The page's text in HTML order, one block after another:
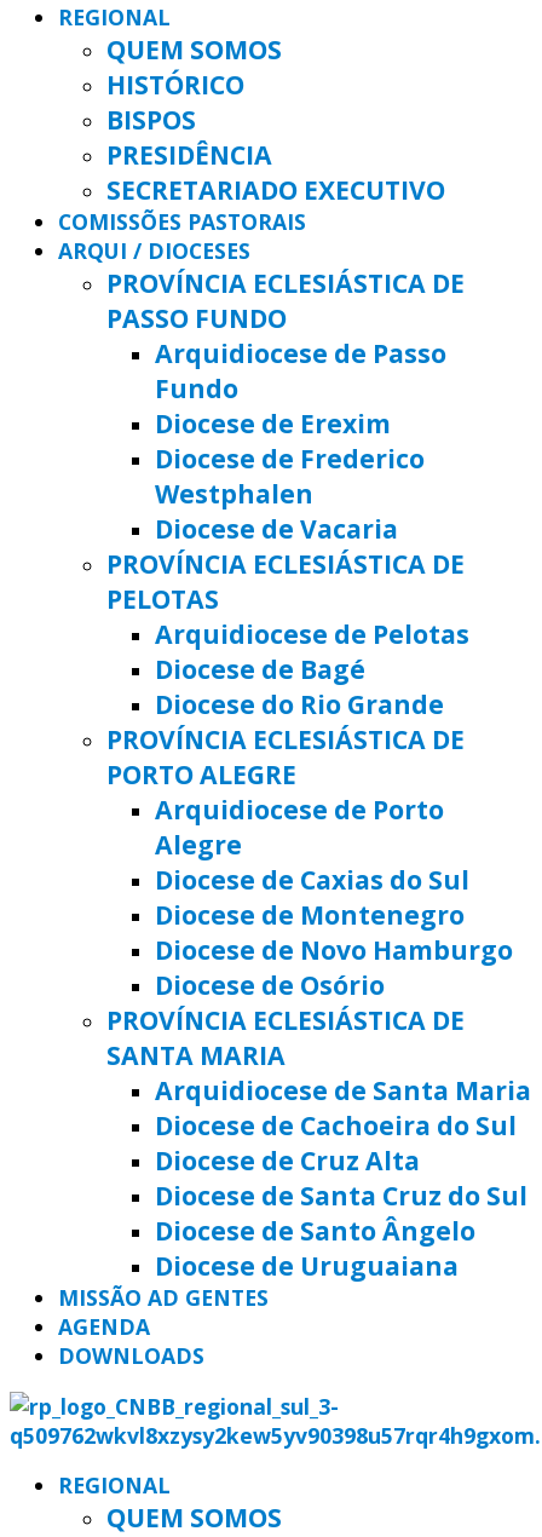
REGIONAL
QUEM SOMOS
HISTÓRICO
BISPOS
PRESIDÊNCIA
SECRETARIADO EXECUTIVO
COMISSÕES PASTORAIS
ARQUI / DIOCESES
PROVÍNCIA ECLESIÁSTICA DE
PASSO FUNDO
Arquidiocese de Passo
Fundo
Diocese de Erexim
Diocese de Frederico
Westphalen
Diocese de Vacaria
PROVÍNCIA ECLESIÁSTICA DE
PELOTAS
Arquidiocese de Pelotas
Diocese de Bagé
Diocese do Rio Grande
PROVÍNCIA ECLESIÁSTICA DE
PORTO ALEGRE
Arquidiocese de Porto
Alegre
Diocese de Caxias do Sul
Diocese de Montenegro
Diocese de Novo Hamburgo
Diocese de Osório
PROVÍNCIA ECLESIÁSTICA DE
SANTA MARIA
Arquidiocese de Santa Maria
Diocese de Cachoeira do Sul
Diocese de Cruz Alta
Diocese de Santa Cruz do Sul
Diocese de Santo Ângelo
Diocese de Uruguaiana
MISSÃO AD GENTES
AGENDA
DOWNLOADS
REGIONAL
QUEM SOMOS